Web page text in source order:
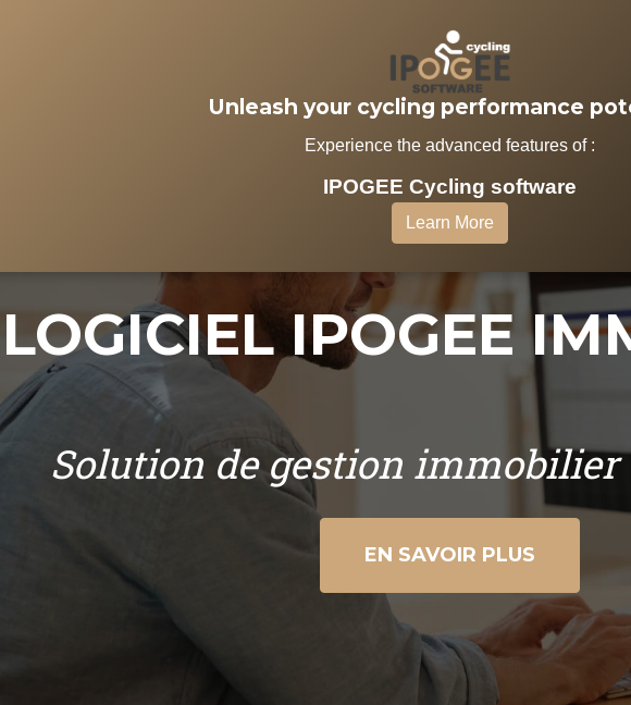
Unleash your cycling performance
Experience the advanced features of :
IPOGEE Cycling software
Learn More
IMMOBILIER
LOGICIEL IPOGEE
Solution de gestion
EN SAVOIR PLUS